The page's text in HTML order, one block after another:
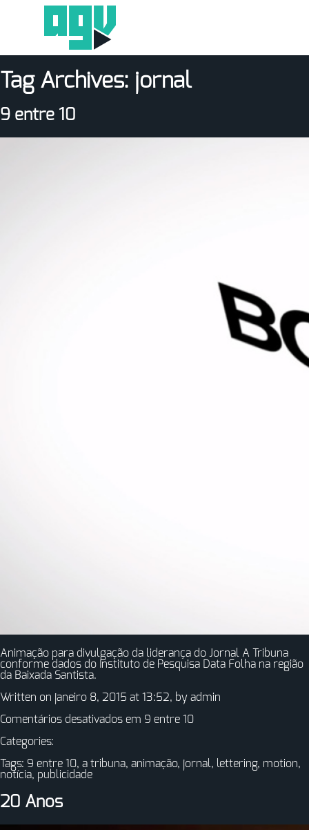
Tag Archives: jornal
9 entre 10
Animação para divulgação da liderança do Jornal A Tribuna
conforme dados do Instituto de Pesquisa Data Folha na região
da Baixada Santista.
Written on janeiro 8, 2015 at 13:52, by admin
Comentários desativados em 9 entre 10
Categories:
Tags: 9 entre 10, a tribuna, animação, jornal, lettering, motion,
notícia, publicidade
20 Anos